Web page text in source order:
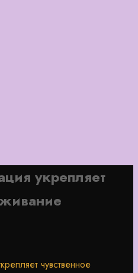
укрепляет
чувственное